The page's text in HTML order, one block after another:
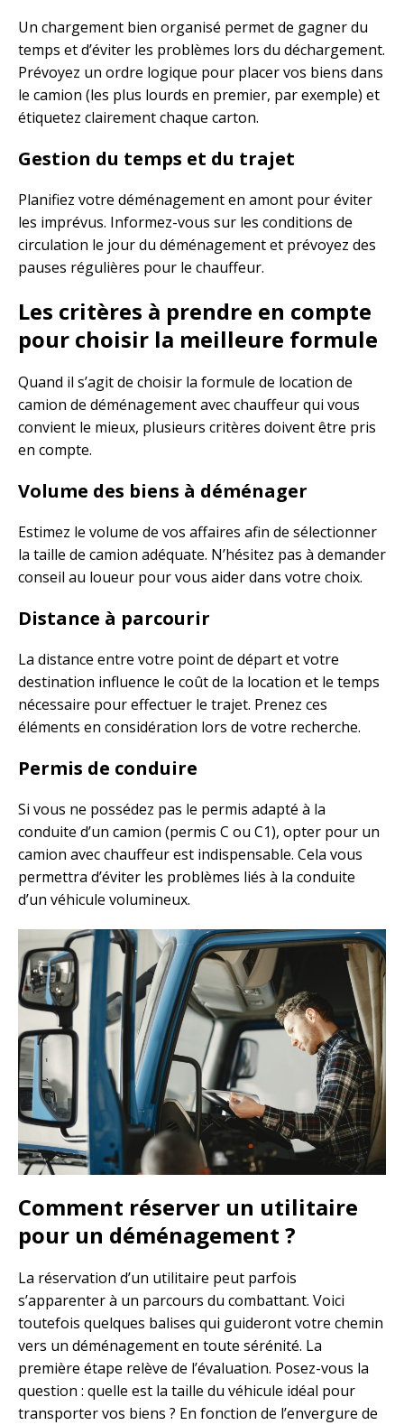
Un chargement bien organisé permet de gagner du
temps et d’éviter les problèmes lors du déchargement.
Prévoyez un ordre logique pour placer vos biens dans
le camion (les plus lourds en premier, par exemple) et
étiquetez clairement chaque carton.
Gestion du temps et du trajet
Planifiez votre déménagement en amont pour éviter
les imprévus. Informez-vous sur les conditions de
circulation le jour du déménagement et prévoyez des
pauses régulières pour le chauffeur.
Les critères à prendre en compte
pour choisir la meilleure formule
Quand il s’agit de choisir la formule de location de
camion de déménagement avec chauffeur qui vous
convient le mieux, plusieurs critères doivent être pris
en compte.
Volume des biens à déménager
Estimez le volume de vos affaires afin de sélectionner
la taille de camion adéquate. N’hésitez pas à demander
conseil au loueur pour vous aider dans votre choix.
Distance à parcourir
La distance entre votre point de départ et votre
destination influence le coût de la location et le temps
nécessaire pour effectuer le trajet. Prenez ces
éléments en considération lors de votre recherche.
Permis de conduire
Si vous ne possédez pas le permis adapté à la
conduite d’un camion (permis C ou C1), opter pour un
camion avec chauffeur est indispensable. Cela vous
permettra d’éviter les problèmes liés à la conduite
d’un véhicule volumineux.
Comment réserver un utilitaire
pour un déménagement ?
La réservation d’un utilitaire peut parfois
s’apparenter à un parcours du combattant. Voici
toutefois quelques balises qui guideront votre chemin
vers un déménagement en toute sérénité. La
première étape relève de l’évaluation. Posez-vous la
question : quelle est la taille du véhicule idéal pour
transporter vos biens ? En fonction de l’envergure de